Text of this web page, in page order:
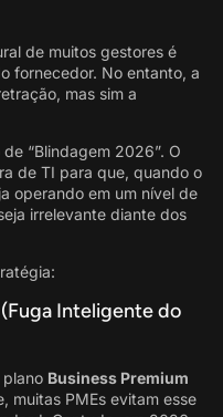
de muitos gestores é
fornecedor. No entanto, a
mas sim a
“Blindagem 2026”. O
de TI para que, quando o
operando em um nível de
irrelevante diante dos
(Fuga Inteligente do
Business Premium
muitas PMEs evitam esse